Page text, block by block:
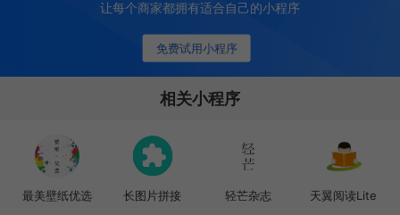
免费试用小程序
让每个商家都拥有适合自己的小程序
相关小程序
最美壁纸优选 长图片拼接 轻芒杂志 天翼阅读Lite